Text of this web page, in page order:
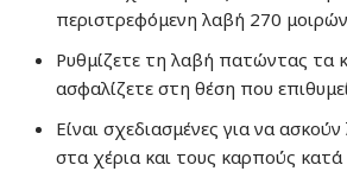
περιστρεφόμενη λαβή 270
Ρυθμίζετε τη λαβή πατώντας τα
ασφαλίζετε στη θέση που
Είναι σχεδιασμένες για να
στα χέρια και τους καρπούς